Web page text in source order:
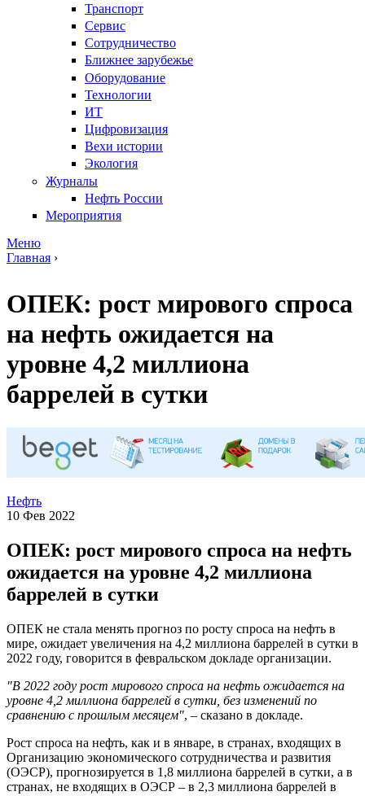
Транспорт
Сервис
Сотрудничество
Ближнее зарубежье
Оборудование
Технологии
ИТ
Цифровизация
Вехи истории
Экология
Журналы
Нефть России
Мероприятия
Меню
Главная ›
ОПЕК: рост мирового спроса
на нефть ожидается на
уровне 4,2 миллиона
баррелей в сутки
Нефть
10 Фев 2022
ОПЕК: рост мирового спроса на нефть
ожидается на уровне 4,2 миллиона
баррелей в сутки
ОПЕК не стала менять прогноз по росту спроса на нефть в
мире, ожидает увеличения на 4,2 миллиона баррелей в сутки в
2022 году, говорится в февральском докладе организации.
"В 2022 году рост мирового спроса на нефть ожидается на
уровне 4,2 миллиона баррелей в сутки, без изменений по
сравнению с прошлым месяцем", – сказано в докладе.
Рост спроса на нефть, как и в январе, в странах, входящих в
Организацию экономического сотрудничества и развития
(ОЭСР), прогнозируется в 1,8 миллиона баррелей в сутки, а в
странах, не входящих в ОЭСР – в 2,3 миллиона баррелей в